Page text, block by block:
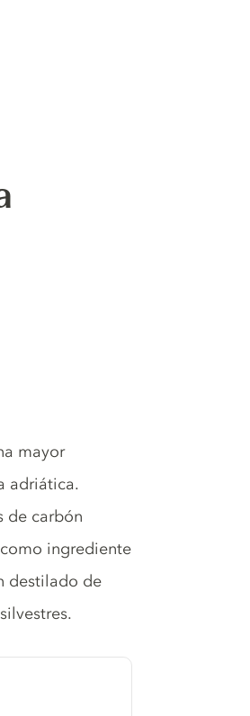
mayor
adriática.
de carbón
ingrediente
destilado de